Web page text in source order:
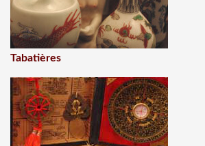
Tabatières